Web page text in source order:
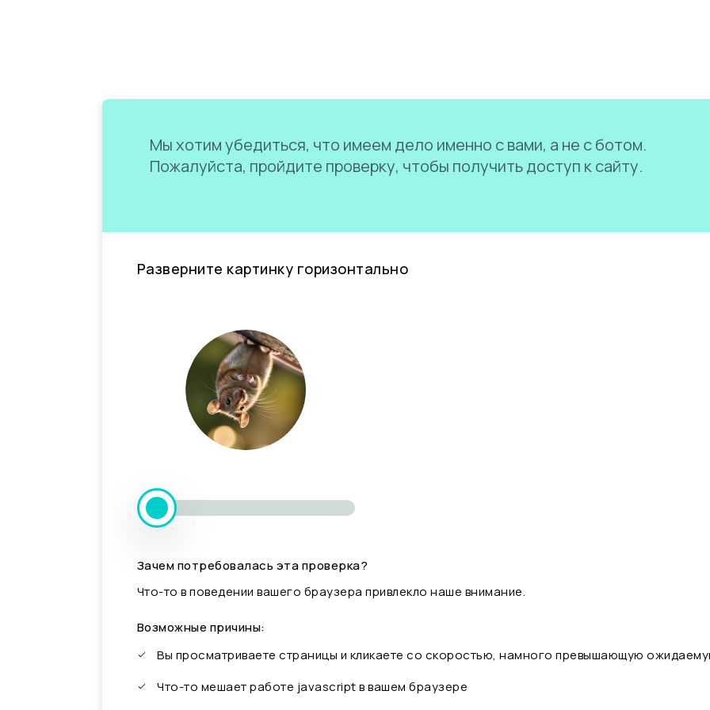
Мы хотим убедиться, что имеем дело именно с вами, а не с ботом.
Пожалуйста, пройдите проверку, чтобы получить доступ к сайту.
Разверните картинку горизонтально
Зачем потребовалась эта проверка?
Что-то в поведении вашего браузера привлекло наше внимание.
Возможные причины:
Вы просматриваете страницы и кликаете со скоростью, намного превышающую
Что-то мешает работе javascript в вашем браузере